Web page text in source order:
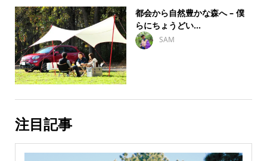
都会から自然豊かな森へ – 僕
らにちょうどい...
SAM
注目記事